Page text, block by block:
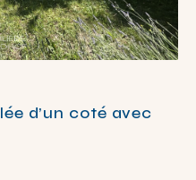
d’un coté avec